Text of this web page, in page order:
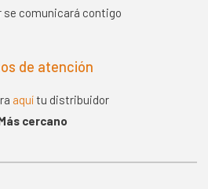
se comunicará contigo
de atención
aquítu distribuidor
cercano